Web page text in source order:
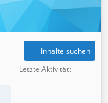
Inhalte suchen
Letzte Aktivität